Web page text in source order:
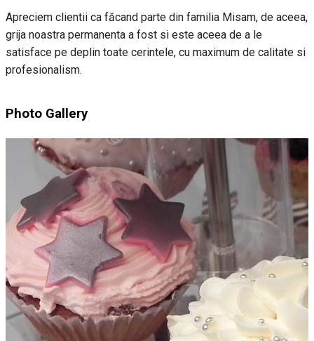
Apreciem clientii ca făcand parte din familia Misam, de aceea,
grija noastra permanenta a fost si este aceea de a le
satisface pe deplin toate cerintele, cu maximum de calitate si
profesionalism.
Photo Gallery